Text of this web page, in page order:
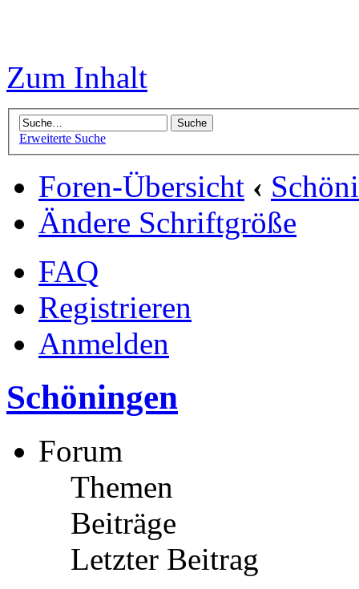
Zum Inhalt
Erweiterte Suche
Foren-Übersicht ‹
Ändere Schriftgröße
FAQ
Registrieren
Anmelden
Schöningen
Forum
Themen
Beiträge
Letzter Beitrag